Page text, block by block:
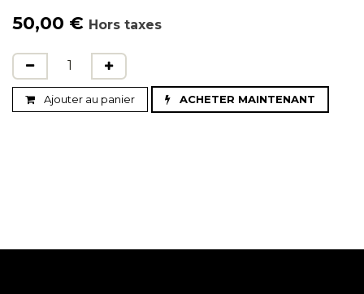
50,00 € Hors taxes
Ajouter au panier ACHETER MAINTENANT